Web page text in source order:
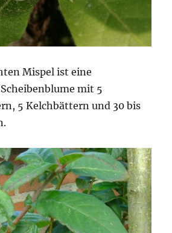
Mispel ist eine
mit 5
5 Kelchbättern und 30 bis